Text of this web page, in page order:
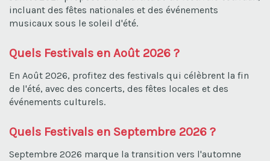
incluant des fêtes nationales et des événements
musicaux sous le soleil d'été.
Quels Festivals en Août 2026 ?
En Août 2026, profitez des festivals qui célèbrent la fin
de l'été, avec des concerts, des fêtes locales et des
événements culturels.
Quels Festivals en Septembre 2026 ?
Septembre 2026 marque la transition vers l'automne